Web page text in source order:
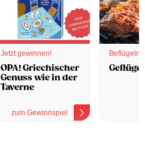
Jetzt gewinnen!
OPA! Griechischer
Genuss wie in der
Taverne
zum Gewinnspiel